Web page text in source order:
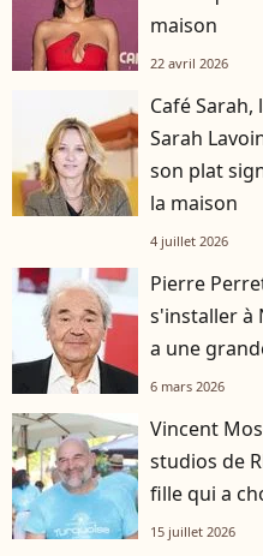
maison
22 avril 2026
Café
Sarah
son plat
la maison
4 juillet 2026
Pierre
s'installer à
a une
6 mars 2026
Vincent
studios de
fille qui a
15 juillet 2026